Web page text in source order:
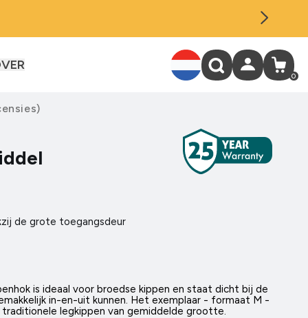
Inloggen
0
0
)
de grote toegangsdeur
is ideaal voor broedse kippen en staat dicht bij de
in-en-uit kunnen. Het exemplaar - formaat M -
legkippen van gemiddelde grootte.